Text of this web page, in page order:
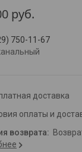
руб.
750-11-67
доставка
оплаты и